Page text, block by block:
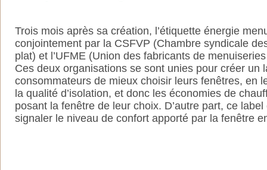
Trois mois après sa création, l’étiquette énergie
conjointement par la CSFVP (Chambre syndicale
plat) et l’UFME (Union des fabricants de
Ces deux organisations se sont unies pour créer un
consommateurs de mieux choisir leurs fenêtres, en
la qualité d’isolation, et donc les économies de
posant la fenêtre de leur choix. D’autre part, ce
signaler le niveau de confort apporté par la fenêtre